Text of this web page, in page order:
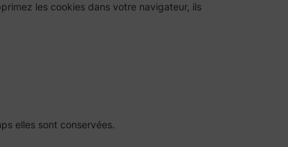
les cookies dans votre navigateur, ils
elles sont conservées.